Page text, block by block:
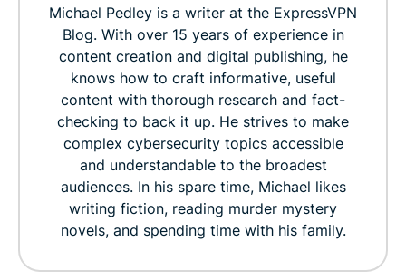
Michael Pedley is a writer at the ExpressVPN
Blog. With over 15 years of experience in
content creation and digital publishing, he
knows how to craft informative, useful
content with thorough research and fact-
checking to back it up. He strives to make
complex cybersecurity topics accessible
and understandable to the broadest
audiences. In his spare time, Michael likes
writing fiction, reading murder mystery
novels, and spending time with his family.